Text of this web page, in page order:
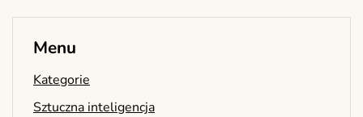
Menu
Kategorie
Sztuczna inteligencja